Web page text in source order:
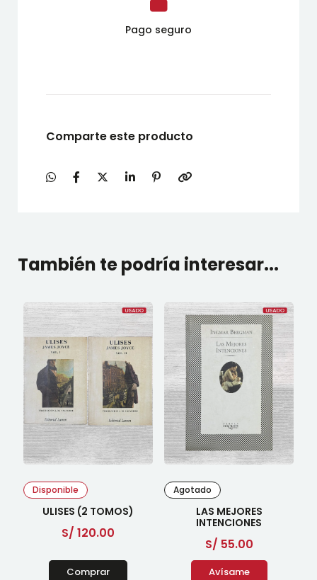
Pago seguro
Comparte este producto
También te podría interesar...
Disponible
ULISES (2 TOMOS)
S/ 120.00
Comprar
Agotado
LAS MEJORES
INTENCIONES
S/ 55.00
Avísame